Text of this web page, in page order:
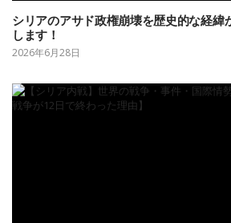
シリアのアサド政権崩壊を歴史的な経緯
します！
2026年6月28日